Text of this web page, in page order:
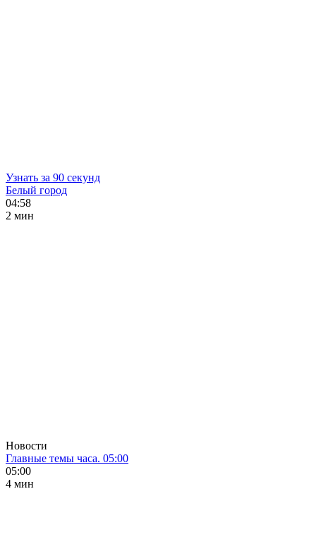
Узнать за 90 секунд
Белый город
04:58
2 мин
Новости
Главные темы часа. 05:00
05:00
4 мин